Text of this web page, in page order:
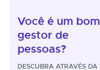
Você é um bom
gestor de
pessoas?
DESCUBRA ATRAVÉS DA